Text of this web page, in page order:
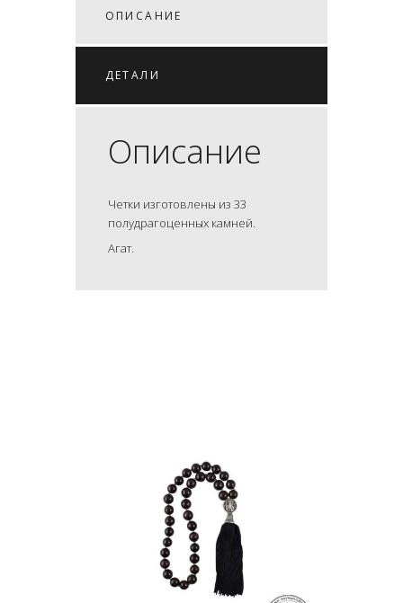
ОПИСАНИЕ
ДЕТАЛИ
Описание
Четки изготовлены из 33
полудрагоценных камней.
Агат.